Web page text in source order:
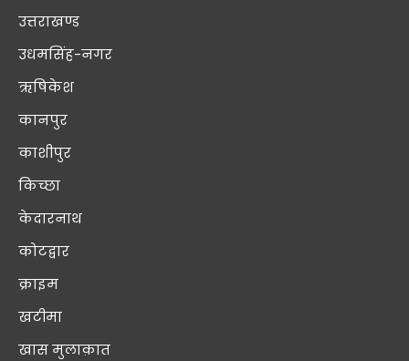
उत्तराखण्ड
उधमसिंह-नगर
ऋषिकेश
कानपुर
काशीपुर
किच्छा
केदारनाथ
कोटद्वार
क्राइम
खटीमा
खास मुलाक़ात